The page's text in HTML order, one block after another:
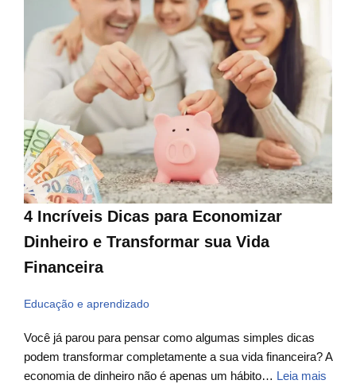
4 Incríveis Dicas para Economizar
Dinheiro e Transformar sua Vida
Financeira
Educação e aprendizado
Você já parou para pensar como algumas simples dicas
podem transformar completamente a sua vida financeira? A
economia de dinheiro não é apenas um hábito… Leia mais